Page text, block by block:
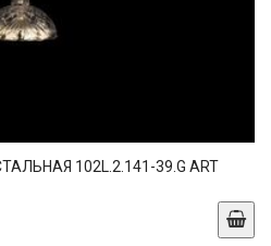
102L.2.141-39.G ART